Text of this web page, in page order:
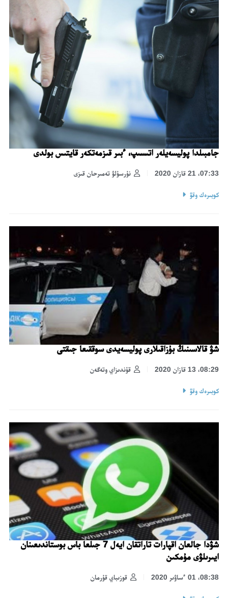
جامبىلدا پوليسەيلەر اتىسىپ، ءبىر قىزمەتكەر قايتىس بولدى
نۇرسۇلۋ تەمىرحان قىزى 07:33، 21 قازان 2020
كوبىرەك وقۋ
شۋ قالاسىنىڭ بۇزاقىلارى پوليسەيدى سوققىعا جىقتى
قۇندىزاي وتەگەن 08:29، 13 قازان 2020
كوبىرەك وقۋ
شۋدا جالعان اقپارات تاراتقان ايەل 7 جىلعا باس بوستاندىعىنان
ايىرىلۋى مۇمكىن
قوزىباي قۇرمان 08:38، 01 ءساۋىر 2020